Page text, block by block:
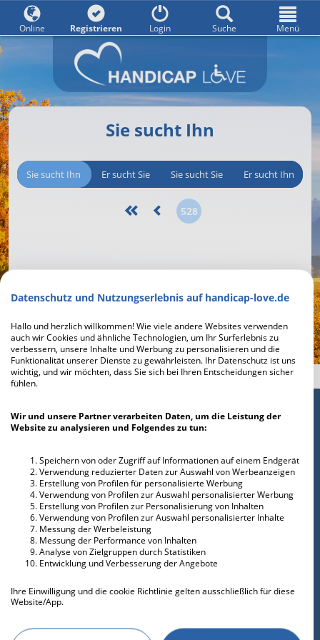
Datenschutz und Nutzungserlebnis auf handicap-love.de
Hallo und herzlich willkommen! Wie viele andere Websites verwenden
auch wir Cookies und ähnliche Technologien, um Ihr Surferlebnis zu
verbessern, unsere Inhalte und Werbung zu personalisieren und die
Funktionalität unserer Dienste zu gewährleisten. Ihr Datenschutz ist uns
wichtig, und wir möchten, dass Sie sich bei Ihren Entscheidungen sicher
fühlen.
Wir und unsere Partner verarbeiten Daten, um die Leistung der
Website zu analysieren und Folgendes zu tun:
Speichern von oder Zugriff auf Informationen auf einem Endgerät
Verwendung reduzierter Daten zur Auswahl von Werbeanzeigen
Erstellung von Profilen für personalisierte Werbung
Verwendung von Profilen zur Auswahl personalisierter Werbung
Erstellung von Profilen zur Personalisierung von Inhalten
Verwendung von Profilen zur Auswahl personalisierter Inhalte
Messung der Werbeleistung
Messung der Performance von Inhalten
Analyse von Zielgruppen durch Statistiken
Entwicklung und Verbesserung der Angebote
Ihre Einwilligung und die cookie Richtlinie gelten ausschließlich für diese
Website/App.
Sie sucht Ihn
Sie sucht Ihn Er sucht Sie Sie sucht Sie Er sucht Ihn
528
Online Registrieren Login Suche Menü
DESKTOPMODUS AKTIVIEREN
AGB